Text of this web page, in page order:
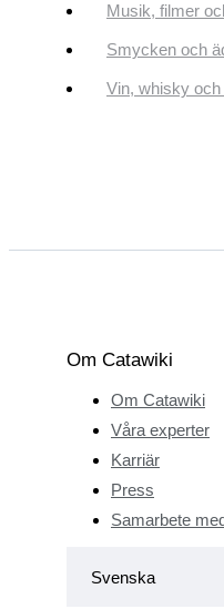
Musik, filmer
Smycken och
Vin, whisky och
Om Catawiki
Om Catawiki
Våra experter
Karriär
Press
Samarbete